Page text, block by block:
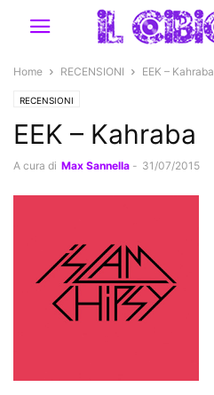
Home RECENSIONI EEK – Kahraba
RECENSIONI
EEK – Kahraba
A cura di Max Sannella - 31/07/2015